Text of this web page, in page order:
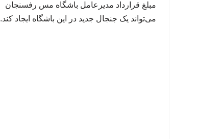
مبلغ قرارداد مدیرعامل باشگاه مس رفسنجان
می‌تواند یک جنجال جدید در این باشگاه ایجاد کند.